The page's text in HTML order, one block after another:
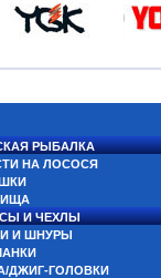
РЫБАЛКА
НА ЛОСОСЯ
И ЧЕХЛЫ
И ШНУРЫ
ДЖИГ-ГОЛОВКИ